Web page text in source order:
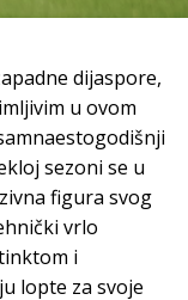
dijaspore,
u ovom
sezoni se u
figura svog
vrlo
i
lopte za svoje